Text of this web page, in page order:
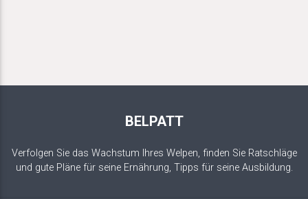
BELPATT
Verfolgen Sie das Wachstum Ihres Welpen, finden Sie Ratschläge
und gute Pläne für seine Ernährung, Tipps für seine Ausbildung.